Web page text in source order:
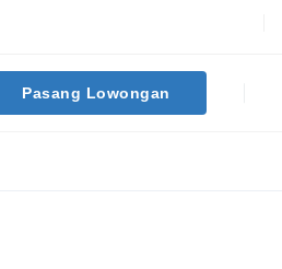
Pasang Lowongan